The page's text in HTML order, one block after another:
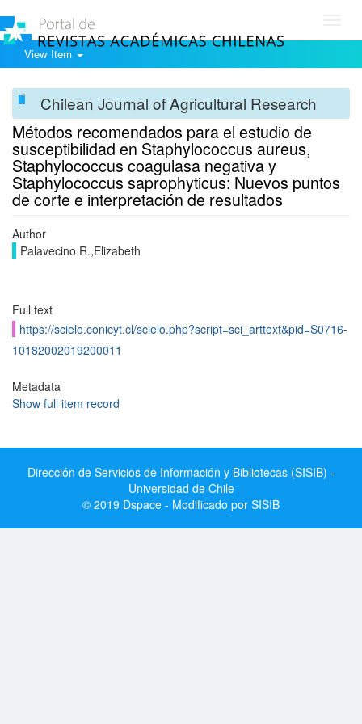
View Item
Chilean Journal of Agricultural Research
Métodos recomendados para el estudio de
susceptibilidad en Staphylococcus aureus,
Staphylococcus coagulasa negativa y
Staphylococcus saprophyticus: Nuevos puntos
de corte e interpretación de resultados
Author
Palavecino R.,Elizabeth
Full text
https://scielo.conicyt.cl/scielo.php?script=sci_arttext&pid=S0716-
10182002019200011
Metadata
Show full item record
Dirección de Servicios de Información y Bibliotecas (SISIB) -
Universidad de Chile
© 2019 Dspace - Modificado por SISIB